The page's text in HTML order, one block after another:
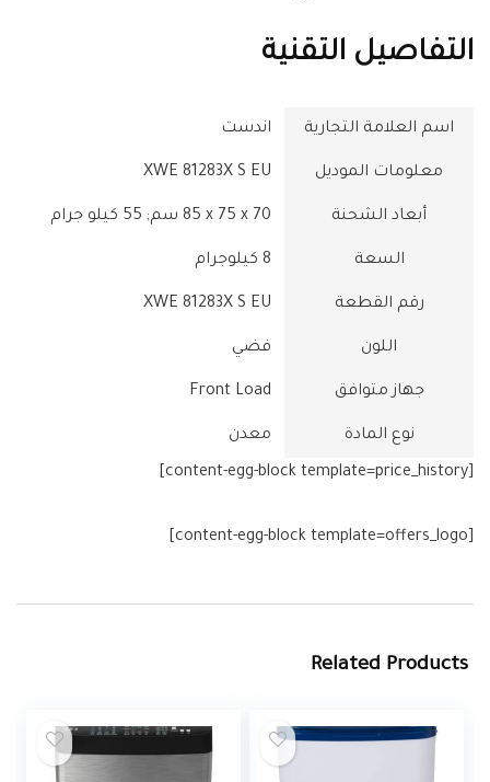
التفاصيل التقنية
اسم العلامة التجارية
معلومات الموديل ‎XWE 81283X S EU
أبعاد الشحنة ‎85 x 75 x 70 سم; 55 كيلو جرام
السعة ‎8 كيلوجرام
رقم القطعة ‎XWE 81283X S EU
اللون
جهاز متوافق ‎Front Load
نوع المادة
[content-egg-block template=price_history]
[content-egg-block template=offers_logo]
Related Products